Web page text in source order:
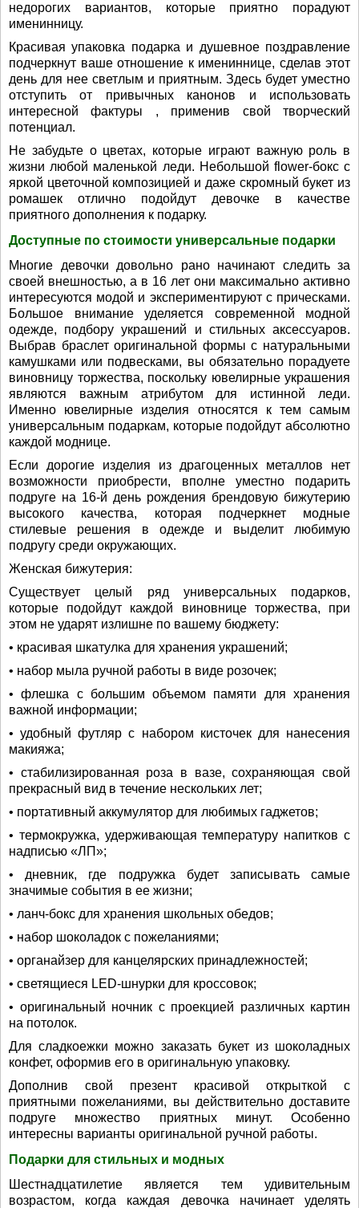
недорогих вариантов, которые приятно порадуют
именинницу.
Красивая упаковка подарка и душевное поздравление
подчеркнут ваше отношение к имениннице, сделав этот
день для нее светлым и приятным. Здесь будет уместно
отступить от привычных канонов и использовать
интересной фактуры , применив свой творческий
потенциал.
Не забудьте о цветах, которые играют важную роль в
жизни любой маленькой леди. Небольшой flower-бокс с
яркой цветочной композицией и даже скромный букет из
ромашек отлично подойдут девочке в качестве
приятного дополнения к подарку.
Доступные по стоимости универсальные подарки
Многие девочки довольно рано начинают следить за
своей внешностью, а в 16 лет они максимально активно
интересуются модой и экспериментируют с прическами.
Большое внимание уделяется современной модной
одежде, подбору украшений и стильных аксессуаров.
Выбрав браслет оригинальной формы с натуральными
камушками или подвесками, вы обязательно порадуете
виновницу торжества, поскольку ювелирные украшения
являются важным атрибутом для истинной леди.
Именно ювелирные изделия относятся к тем самым
универсальным подаркам, которые подойдут абсолютно
каждой моднице.
Если дорогие изделия из драгоценных металлов нет
возможности приобрести, вполне уместно подарить
подруге на 16-й день рождения брендовую бижутерию
высокого качества, которая подчеркнет модные
стилевые решения в одежде и выделит любимую
подругу среди окружающих.
Женская бижутерия:
Существует целый ряд универсальных подарков,
которые подойдут каждой виновнице торжества, при
этом не ударят излишне по вашему бюджету:
• красивая шкатулка для хранения украшений;
• набор мыла ручной работы в виде розочек;
• флешка с большим объемом памяти для хранения
важной информации;
• удобный футляр с набором кисточек для нанесения
макияжа;
• стабилизированная роза в вазе, сохраняющая свой
прекрасный вид в течение нескольких лет;
• портативный аккумулятор для любимых гаджетов;
• термокружка, удерживающая температуру напитков с
надписью «ЛП»;
• дневник, где подружка будет записывать самые
значимые события в ее жизни;
• ланч-бокс для хранения школьных обедов;
• набор шоколадок с пожеланиями;
• органайзер для канцелярских принадлежностей;
• светящиеся LED-шнурки для кроссовок;
• оригинальный ночник с проекцией различных картин
на потолок.
Для сладкоежки можно заказать букет из шоколадных
конфет, оформив его в оригинальную упаковку.
Дополнив свой презент красивой открыткой с
приятными пожеланиями, вы действительно доставите
подруге множество приятных минут. Особенно
интересны варианты оригинальной ручной работы.
Подарки для стильных и модных
Шестнадцатилетие является тем удивительным
возрастом, когда каждая девочка начинает уделять